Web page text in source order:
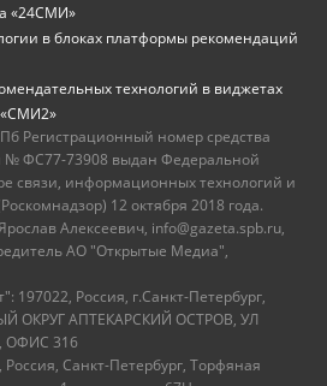
«24СМИ»
в блоках платформы рекомендаций
технологий в виджетах
Регистрационный номер средства
ФС77-73908 выдан Федеральной
связи, информационных технологий и
12 октября 2018 года.
Алексеевич, info@gazeta.spb.ru,
АО "Открытые Медиа",
197022, Россия, г.Санкт-Петербург,
ОКРУГ АПТЕКАРСКИЙ ОСТРОВ, УЛ
ОФИС 316
Санкт-Петербург, Торфяная